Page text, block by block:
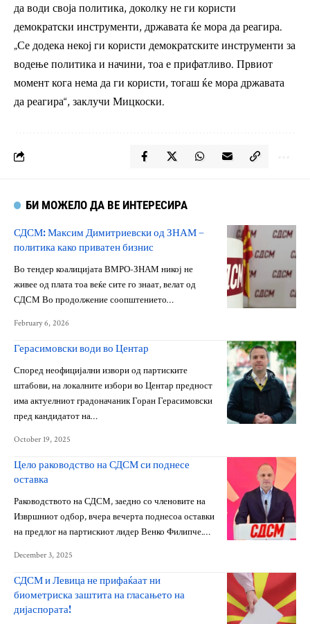
да води своја политика, доколку не ги користи
демократски инструменти, државата ќе мора да реагира.
„Се додека некој ги користи демократските инструменти за
водење политика и начини, тоа е прифатливо. Првиот
момент кога нема да ги користи, тогаш ќе мора државата
да реагира“, заклучи Мицкоски.
БИ МОЖЕЛО ДА ВЕ ИНТЕРЕСИРА
СДСМ: Максим Димитриевски од ЗНАМ –
политика како приватен бизнис
Во тендер коалицијата ВМРО-ЗНАМ никој не
живее од плата тоа веќе сите го знаат, велат од
СДСМ Во продолжение соопштението…
February 6, 2026
Герасимовски води во Центар
Според неофицијални извори од партиските
штабови, на локалните избори во Центар предност
има актуелниот градоначаник Горан Герасимовски
пред кандидатот на…
October 19, 2025
Цело раководство на СДСМ си поднесе
оставка
Раководството на СДСМ, заедно со членовите на
Извршниот одбор, вчера вечерта поднесоа оставки
на предлог на партискиот лидер Венко Филипче.…
December 3, 2025
СДСМ и Левица не прифаќаат ни
биометриска заштита на гласањето на
дијаспората!